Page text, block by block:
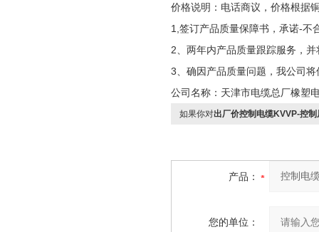
价格说明：电话商议，价格根据
1,签订产品质量保障书，承诺-不
2、两年内产品质量跟踪服务，
3、确因产品质量问题，我公司
公司名称：天津市电缆总厂橡塑
如果你对出厂价控制电缆KVVP-控
产品：
您的单位：